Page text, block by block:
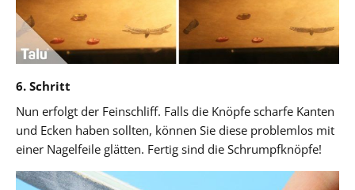
6. Schritt
Nun erfolgt der Feinschliff. Falls die Knöpfe scharfe Kanten
und Ecken haben sollten, können Sie diese problemlos mit
einer Nagelfeile glätten. Fertig sind die Schrumpfknöpfe!